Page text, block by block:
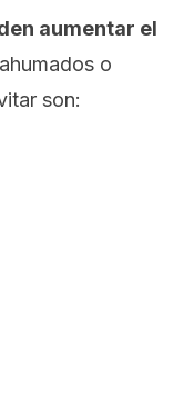
aumentar el
o
son: